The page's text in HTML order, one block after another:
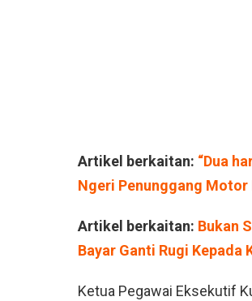
Artikel berkaitan: “Dua
Ngeri Penunggang
Artikel berkaitan: Bukan
Bayar Ganti Rugi Kepada
Ketua Pegawai Eksekutif